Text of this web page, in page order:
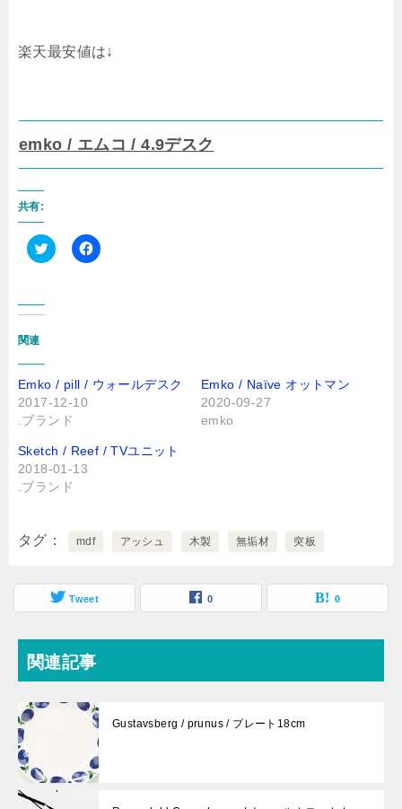
楽天最安値は↓
emko / エムコ / 4.9デスク
共有:
ク
し
て
T
w
t
t
e
r
で
共
(
新
し
い
ウ
ド
ウ
ま
)
F
有
す
る
リ
ッ
ク
い
い
ウ
ィ
ド
で
開
き
す
関連
Emko / pill / ウォールデスク
2017-12-10
.ブランド
Emko / Naïve オットマン
2020-09-27
emko
Sketch / Reef / TVユニット
2018-01-13
.ブランド
タグ mdf アッシュ 木製 無垢材 突板
Tweet 0 0
関連記事
Gustavsberg / prunus / プレート18cm